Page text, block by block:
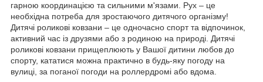
гарною координацією та сильними м'язами. Рух – це
необхідна потреба для зростаючого дитячого організму!
Дитячі роликові ковзани – це одночасно спорт та відпочинок,
активний час із друзями або з родиною на природі. Дитячі
роликові ковзани прищеплюють у Вашої дитини любов до
спорту, кататися можна практично в будь-яку погоду на
вулиці, за поганої погоди на роллердромі або вдома.